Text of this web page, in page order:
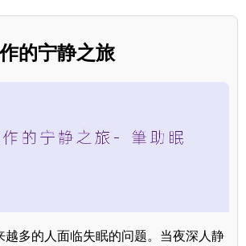
的宁静之旅
越多的人面临失眠的问题。当夜深人静